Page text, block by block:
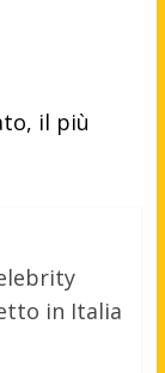
il più
in Italia